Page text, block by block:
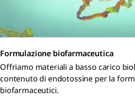
Formulazione biofarmaceutica
Offriamo materiali a basso carico
contenuto di endotossine per la
biofarmaceutici.